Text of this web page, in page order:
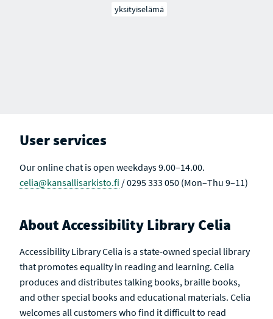
yksityiselämä
User services
Our online chat is open weekdays 9.00–14.00.
celia@kansallisarkisto.fi / 0295 333 050 (Mon–Thu 9–11)
About Accessibility Library Celia
Accessibility Library Celia is a state-owned special library
that promotes equality in reading and learning. Celia
produces and distributes talking books, braille books,
and other special books and educational materials. Celia
welcomes all customers who find it difficult to read